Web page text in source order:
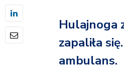
Hulajnoga
zapaliła
ambulans.